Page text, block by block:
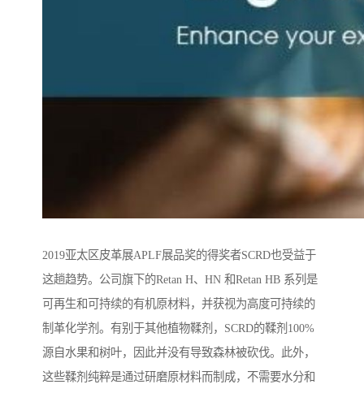
2019亚太区皮革展APLF展品奖的得奖者SCRD也受益于
这趟趋势。公司旗下的Retan H、HN 和Retan HB 系列是
可再生和可持续的有机原材料，并获视为高度可持续的
制革化学剂。有别于其他植物鞣剂，SCRD的鞣剂100%
源自水果和树叶，因此并没有导致森林被砍伐。此外，
这些鞣剂纯粹是通过研磨原材料而制成，不需要水分和